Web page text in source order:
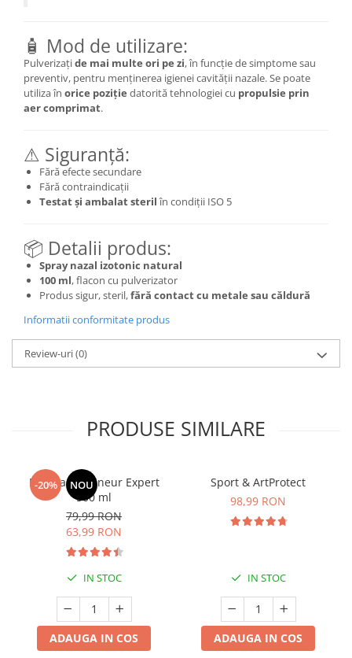
🧴 Mod de utilizare:
Pulverizațide mai multe ori pe zi, în funcție de simptome sau
preventiv, pentru menținerea igienei cavității nazale. Se poate
utiliza în orice poziție datorită tehnologiei cu propulsie prin
aer comprimat.
⚠ Siguranță:
Fără efecte secundare
Fără contraindicații
Testat și ambalat sterilîn condiții ISO 5
📦 Detalii produs:
Spray nazal izotonic natural
100 ml, flacon cu pulverizator
Produs sigur, steril,fără contact cu metale sau căldură
Informatii conformitate produs
Review-uri(0)
PRODUSE SIMILARE
-20% NOU
Manhaē Draineur Expert
500 ml
79,99 RON
63,99 RON
IN STOC
ADAUGA IN COS
Sport & ArtProtect
98,99 RON
IN STOC
ADAUGA IN COS